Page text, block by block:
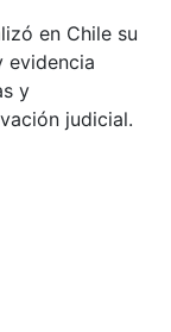
en Chile su
evidencia
y
judicial.